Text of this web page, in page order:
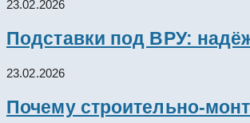
23.02.2026
Подставки под ВРУ:
23.02.2026
Почему строительно-